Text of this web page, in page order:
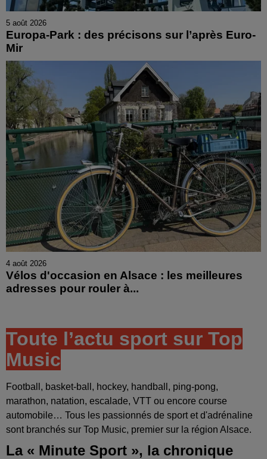
5 août 2026
Europa-Park : des précisons sur l’après Euro-
Mir
4 août 2026
Vélos d'occasion en Alsace : les meilleures
adresses pour rouler à...
Toute l’actu sport sur Top
Music
Football, basket-ball, hockey, handball, ping-pong,
marathon, natation, escalade, VTT ou encore course
automobile… Tous les passionnés de sport et d'adrénaline
sont branchés sur Top Music, premier sur la région Alsace.
La « Minute Sport », la chronique